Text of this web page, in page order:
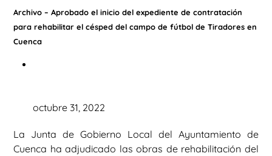
Archivo – Aprobado el inicio del expediente de contratación
para rehabilitar el césped del campo de fútbol de Tiradores en
Cuenca
octubre 31, 2022
La Junta de Gobierno Local del Ayuntamiento de
Cuenca ha adjudicado las obras de rehabilitación del